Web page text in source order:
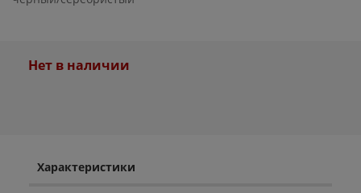
Нет в наличии
Характеристики